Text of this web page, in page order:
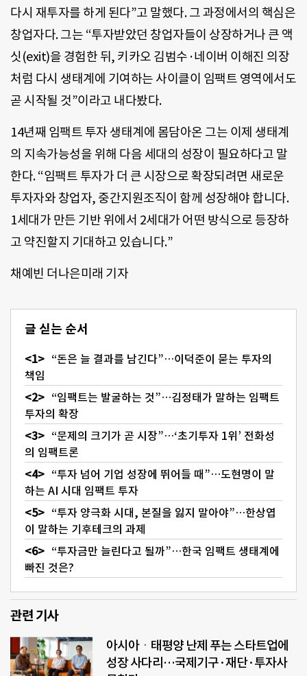
다시 재투자를 하게 된다”고 말했다. 그 과정에서의 핵심은
창업자다. 그는 “투자받았던 창업자들이 상장하거나 큰 액
싯(exit)을 경험한 뒤, 키카오 김범수·네이버 이해진 의장
처럼 다시 생태계에 기여하는 사이클이 임팩트 영역에서도
곧 시작될 것”이라고 내다봤다.
14년째 임팩트 투자 생태계에 몸담아온 그는 이제 생태계
의 지속가능성을 위해 다음 세대의 성장이 필요하다고 말
한다. “임팩트 투자가 더 큰 시장으로 확장되려면 새로운
투자자와 창업자, 중간지원조직이 함께 성장해야 합니다.
1세대가 만든 기반 위에서 2세대가 어떤 방식으로 등장하
고 약진할지 기대하고 있습니다.”
채예빈 더나은미래 기자
글 싣는 순서
“돈은 늘 결과를 남긴다”…이덕준이 묻는 투자의
책임
“임팩트는 발굴하는 것”…김정태가 말하는 임팩트
투자의 확장
“문제의 크기가 곧 시장”…‘초기투자 1위’ 전화성
의 임팩트론
“투자 넘어 기업 성장에 뛰어들 때”…도현명이 말
하는 AI 시대 임팩트 투자
“투자 양극화 시대, 본질을 잃지 말아야”…한상엽
이 말하는 기후테크의 과제
“투자금만 늘린다고 될까”…한국 임팩트 생태계에
빠진 것은?
관련 기사
아시아ㆍ태평양 난제 푸는 스타트업에
성장 사다리…국제기구·재단·투자사